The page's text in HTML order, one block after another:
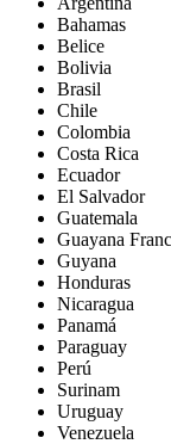
Bahamas
Belice
Bolivia
Brasil
Chile
Colombia
Costa Rica
Ecuador
El Salvador
Guatemala
Guayana
Guyana
Honduras
Nicaragua
Panamá
Paraguay
Perú
Surinam
Uruguay
Venezuela